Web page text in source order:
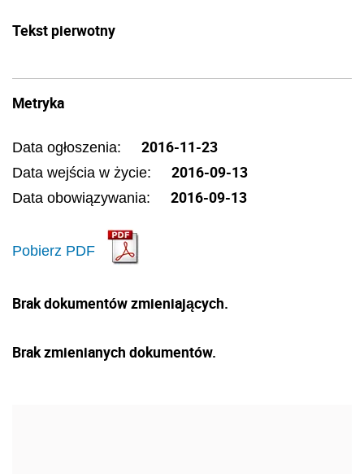
Tekst pierwotny
Metryka
Data ogłoszenia: 2016-11-23
Data wejścia w życie: 2016-09-13
Data obowiązywania: 2016-09-13
Pobierz PDF
Brak dokumentów zmieniających.
Brak zmienianych dokumentów.